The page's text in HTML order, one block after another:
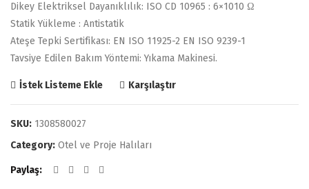
Dikey Elektriksel Dayanıklılık: ISO CD 10965 : 6×1010 Ω
Statik Yükleme : Antistatik
Ateşe Tepki Sertifikası: EN ISO 11925-2 EN ISO 9239-1
Tavsiye Edilen Bakım Yöntemi: Yıkama Makinesi.
İstek Listeme Ekle Karşılaştır
SKU: 1308580027
Category: Otel ve Proje Halıları
Paylaş